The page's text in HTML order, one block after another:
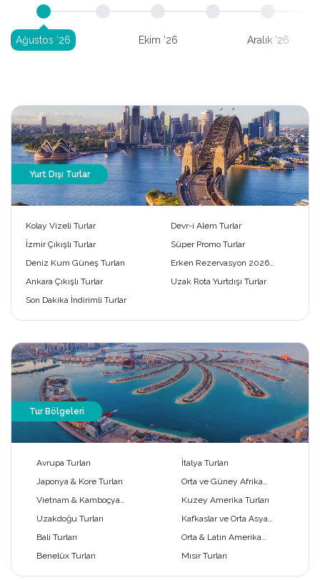
Ağustos ‘26 Ekim ‘26 Aralık ‘26
Yurt Dışı Turlar
Kolay Vizeli Turlar
Devr-i Alem Turlar
İzmir Çıkışlı Turlar
Süper Promo Turlar
Deniz Kum Güneş Turları
Erken Rezervasyon 2026
Ankara Çıkışlı Turlar
Uzak Rota Yurtdışı Turlar
Son Dakika İndirimli Turlar
Tur Bölgeleri
Avrupa Turları
İtalya Turları
Japonya & Kore Turları
Orta ve Güney Afrika
Vietnam & Kamboçya
Kuzey Amerika Turları
Uzakdoğu Turları
Kafkaslar ve Orta Asya
Bali Turları
Orta & Latin Amerika
Benelüx Turları Mısır Turları